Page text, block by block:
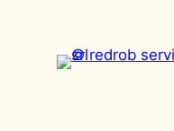
contenuto